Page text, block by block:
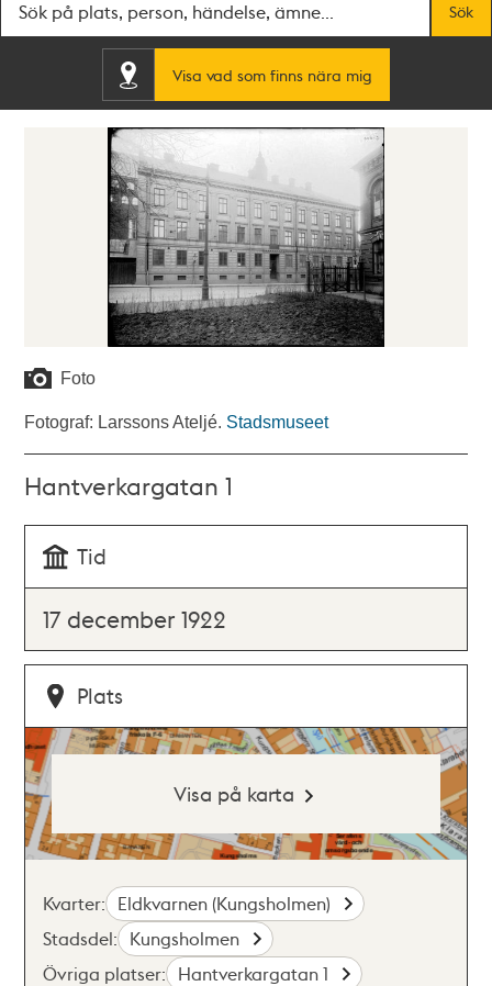
Sök
Visa vad som finns nära mig
Foto
Fotograf: Larssons Ateljé. Stadsmuseet
Hantverkargatan 1
Tid
17 december 1922
Plats
Visa på karta
Kvarter: Eldkvarnen (Kungsholmen)
Stadsdel: Kungsholmen
Övriga platser: Hantverkargatan 1